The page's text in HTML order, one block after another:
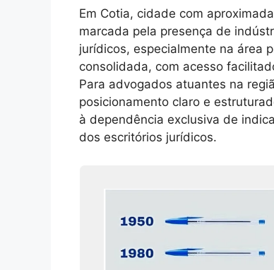
Em Cotia, cidade com
marcada pela presença de
jurídicos, especialmente na área
consolidada, com acesso
Para advogados atuantes na
posicionamento claro e
à dependência exclusiva de
dos escritórios jurídicos.